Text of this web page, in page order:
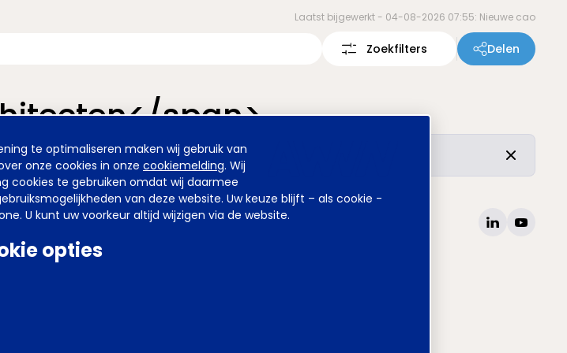
te optimaliseren maken wij gebruik van
onze cookies in onze cookiemelding. Wij
cookies te gebruiken omdat wij daarmee
van deze website. Uw keuze blijft – als cookie -
U kunt uw voorkeur altijd wijzigen via de website.
opties
Laatst bijgewerkt - 04-08-2026 07:55: Nieuwe cao
Zoekfilters Delen
span>
kijker. De vormgeving is nieuw, maar de vertrouwde inhoud is ongewijzigd.
00Mail werkgeverslijn@awvn.nlWebsitewww.awvn.nl